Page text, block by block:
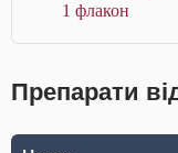
1 флакон
Препарати